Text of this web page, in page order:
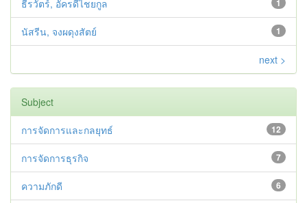
1
ธีรวัตร์, อัครดีไชยกูล
1
นัสรีน, จงผดุงสัตย์
next >
Subject
12
การจัดการและกลยุทธ์
7
การจัดการธุรกิจ
6
ความภักดี